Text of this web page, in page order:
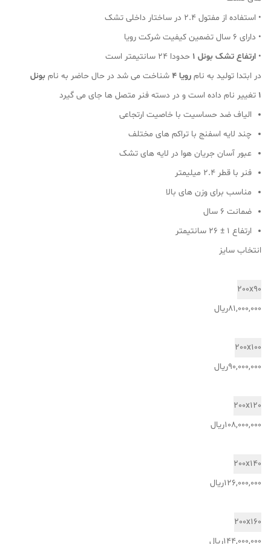
• استفاده از مفتول ۲.۴ در ساختار داخلی تشک
• دارای ۶ سال تضمین کیفیت شرکت رویا
• ارتفاع تشک بونل ۱
حدودا ۲۴ سانتیمتر است
در ابتدا تولید به نام رویا ۴ شناخت می شد در حال حاضر به نام بونل
۱ تغییر نام داده است و در دسته فنر متصل ها جای می گیرد
الیاف ضد حساسیت با خاصیت ارتجاعی
چند لایه اسفنج با تراکم های مختلف
عبور آسان جریان هوا در لایه های تشک
فنر با قطر 2.4 میلیمتر
مناسب برای وزن های بالا
ضمانت 6 سال
ارتفاع 1 ± 26 سانتیمتر
انتخاب سایز
200x90
81,000,000ریال
200x100
90,000,000ریال
200x120
108,000,000ریال
200x140
126,000,000ریال
200x160
144,000,000ریال